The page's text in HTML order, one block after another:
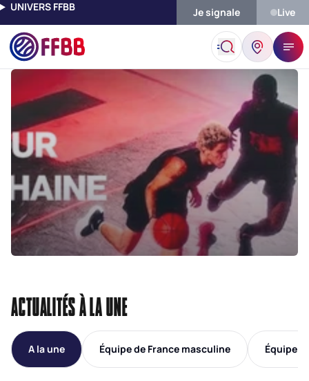
UNIVERS FFBB Je signale Live
ACTUALITÉS À LA UNE
A la une Équipe de France masculine Équipe